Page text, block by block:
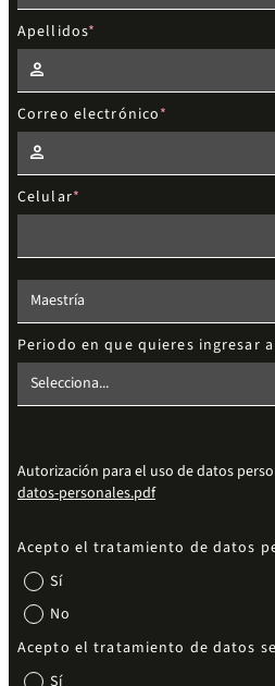
Apellidos
Correo electrónico
Celular
Elige el nivel de estudios
Periodo en que quieres ingresar
Autorización para el uso de datos
datos-personales.pdf
Acepto el tratamiento de datos
Sí
No
Acepto el tratamiento de datos
Sí